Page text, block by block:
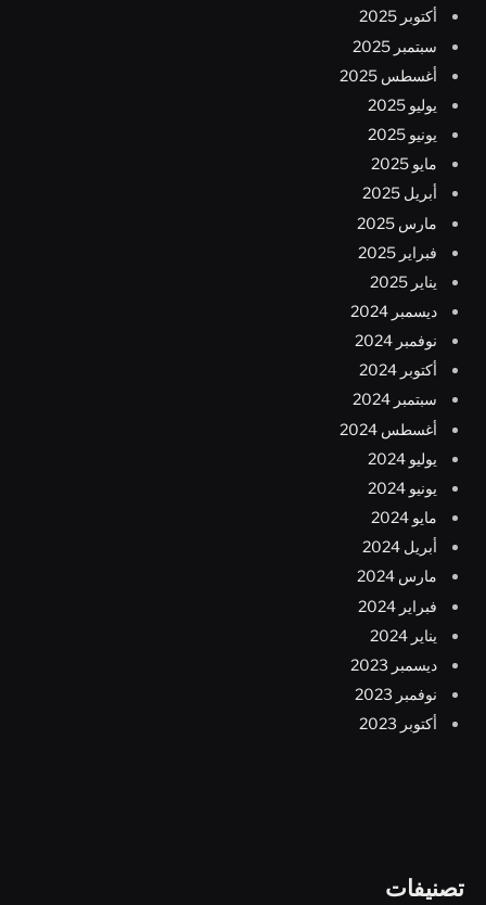
أكتوبر 2025
سبتمبر 2025
أغسطس 2025
يوليو 2025
يونيو 2025
مايو 2025
أبريل 2025
مارس 2025
فبراير 2025
يناير 2025
ديسمبر 2024
نوفمبر 2024
أكتوبر 2024
سبتمبر 2024
أغسطس 2024
يوليو 2024
يونيو 2024
مايو 2024
أبريل 2024
مارس 2024
فبراير 2024
يناير 2024
ديسمبر 2023
نوفمبر 2023
أكتوبر 2023
تصنيفات